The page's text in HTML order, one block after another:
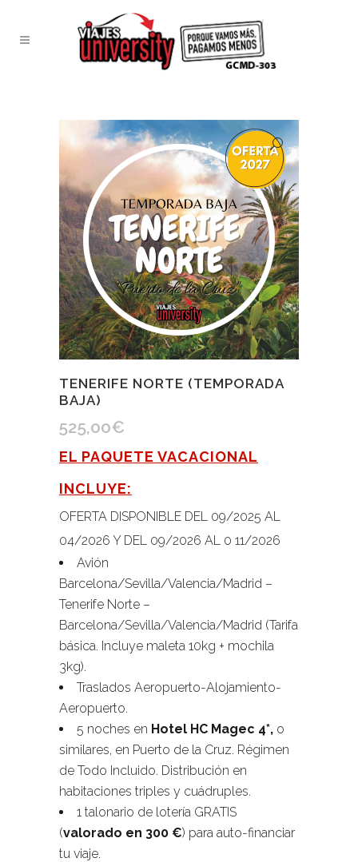
TENERIFE NORTE (TEMPORADA
BAJA)
525,00€
EL PAQUETE VACACIONAL
INCLUYE:
OFERTA DISPONIBLE DEL 09/2025 AL
04/2026 Y DEL 09/2026 AL 0 11/2026
Avión
Barcelona/Sevilla/Valencia/Madrid –
Tenerife Norte –
Barcelona/Sevilla/Valencia/Madrid (Tarifa
básica. Incluye maleta 10kg + mochila
3kg).
Traslados Aeropuerto-Alojamiento-
Aeropuerto.
5 noches en Hotel HC Magec 4*, o
similares, en Puerto de la Cruz. Régimen
de Todo Incluido. Distribución en
habitaciones triples y cuádruples.
1 talonario de lotería GRATIS
(valorado en 300 €) para auto-financiar
tu viaje.